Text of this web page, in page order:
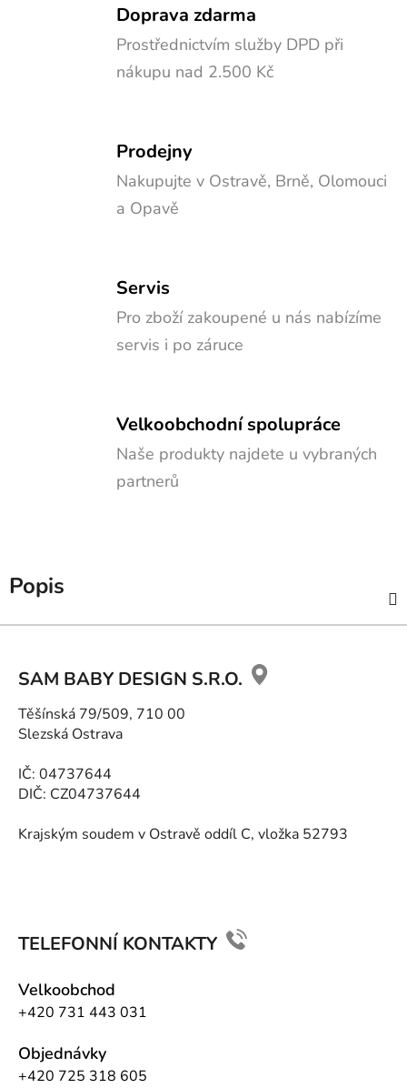
Doprava zdarma
Prostřednictvím služby DPD při
nákupu nad 2.500 Kč
Prodejny
Nakupujte v Ostravě, Brně, Olomouci
a Opavě
Servis
Pro zboží zakoupené u nás nabízíme
servis i po záruce
Velkoobchodní spolupráce
Naše produkty najdete u vybraných
partnerů
Popis
SAM BABY DESIGN S.R.O.
Těšínská 79/509, 710 00
Slezská Ostrava
IČ: 04737644
DIČ: CZ04737644
Krajským soudem v Ostravě oddíl C, vložka 52793
TELEFONNÍ KONTAKTY
Velkoobchod
+420 731 443 031
Objednávky
+420 725 318 605